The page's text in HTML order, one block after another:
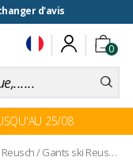
d'avis
0
25/08
/Gants ski Reusch femme